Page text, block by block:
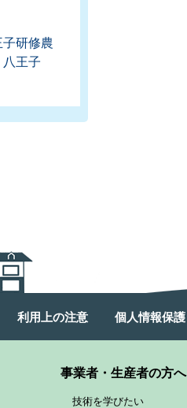
研修農
王子
利用上の注意 個人情報保護
事業者・生産者の方へ
技術を学びたい